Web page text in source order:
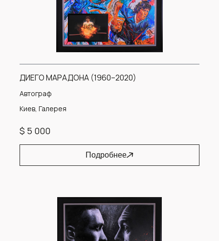
ДИЕГО МАРАДОНА (1960–2020)
Автограф
Киев, Галерея
$ 5 000
Подробнее